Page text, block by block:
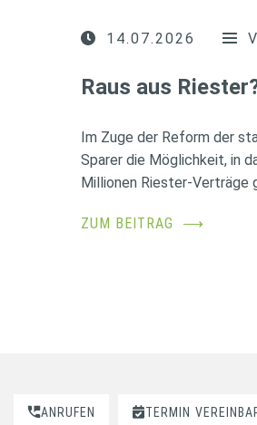
14.07.2026
Raus aus
Im Zuge der Reform der
Sparer die Möglichkeit, in
Millionen Riester-Verträge
ZUM BEITRAG ⟶
ANRUFEN TERMIN